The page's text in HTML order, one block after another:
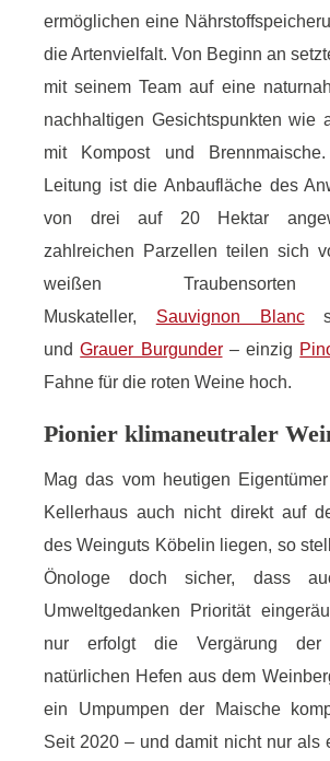
ermöglichen eine
die Artenvielfalt. Von Beginn an
mit seinem Team auf eine
nachhaltigen Gesichtspunkten wie
mit Kompost und
Leitung ist die Anbaufläche des
von drei auf 20 Hektar
zahlreichen Parzellen teilen sich
weißen
Muskateller, Sauvignon Blanc
undGrauer Burgunder– einzig
Fahne für die roten Weine hoch.
Pionier klimaneutraler
Mag das vom heutigen
Kellerhaus auch nicht direkt auf
des Weinguts Köbelin liegen, so
Önologe doch sicher, dass
Umweltgedanken Priorität
nur erfolgt die Vergärung der
natürlichen Hefen aus dem
ein Umpumpen der Maische
Seit 2020 – und damit nicht nur als